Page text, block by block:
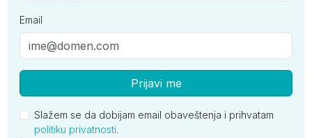
Email
Prijavi me
Slažem se da dobijam email obaveštenja i prihvatam
politiku privatnosti.